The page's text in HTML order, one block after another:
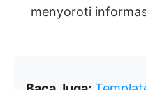
menyoroti